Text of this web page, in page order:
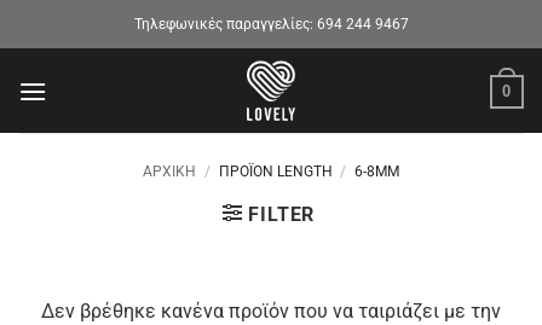
στο
Τηλεφωνικές παραγγελίες: 694 244 9467
0
ΑΡΧΙΚΉ / ΠΡΟΪΌΝ LENGTH / 6-8MM
FILTER
Δεν βρέθηκε κανένα προϊόν που να ταιριάζει με την